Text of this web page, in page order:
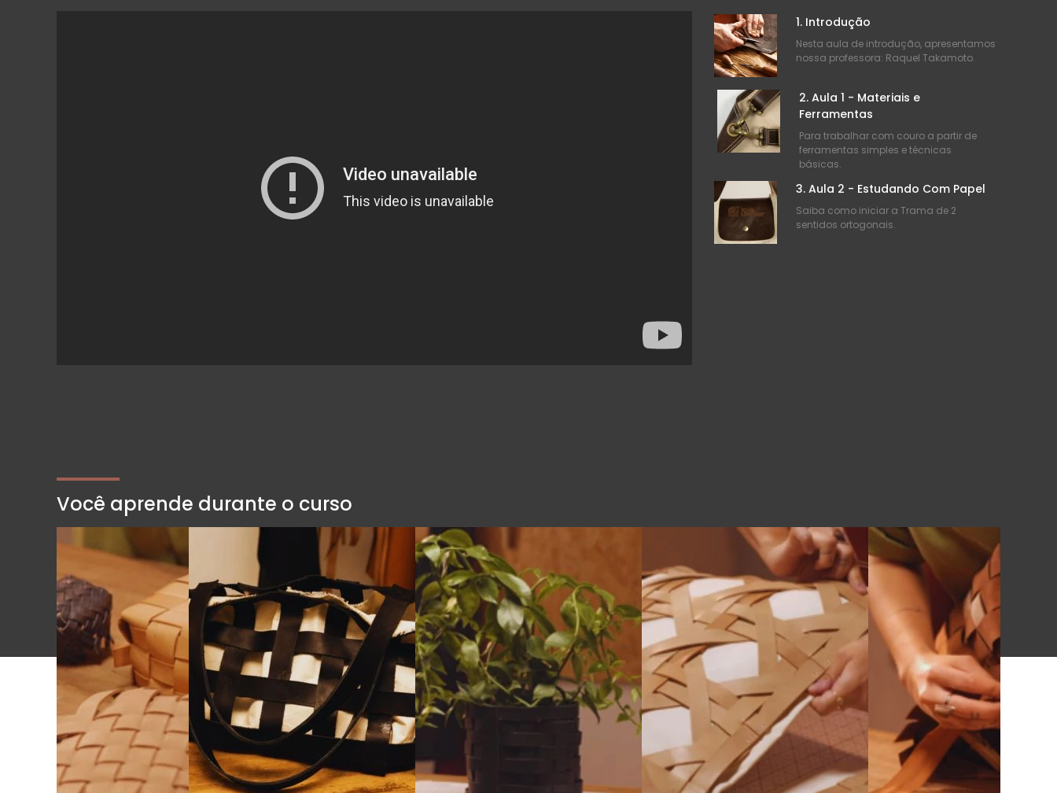
1. Introdução
Nesta aula de introdução, apresentamos
nossa professora: Raquel Takamoto.
2. Aula 1 - Materiais e
Ferramentas
Para trabalhar com couro a partir de
ferramentas simples e técnicas
básicas.
3. Aula 2 - Estudando Com Papel
Saiba como iniciar a Trama de 2
sentidos ortogonais.
Você aprende durante o curso